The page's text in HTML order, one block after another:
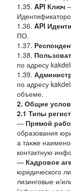
1.35. API Ключ
1.36. API
ПО.
1.37.
1.38.
по адресу
1.39.
по адресу
объеме.
2. Общие
2.1 Типы
— Прямой
образования
а также
контактную
— Кадровое
юридического
лизинговые и/